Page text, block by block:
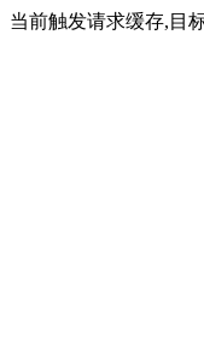
当前触发请求缓存,目